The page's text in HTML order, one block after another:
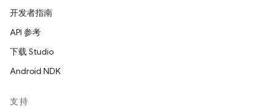
开发者指南
API 参考
下载 Studio
Android NDK
支持